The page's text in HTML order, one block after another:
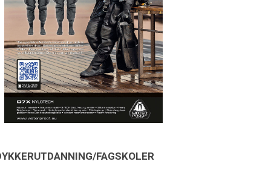
FAGSKOLER